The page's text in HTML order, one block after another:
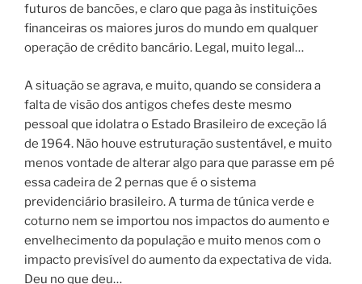
futuros de bancões, e claro que paga às instituições
financeiras os maiores juros do mundo em qualquer
operação de crédito bancário. Legal, muito legal…
A situação se agrava, e muito, quando se considera a
falta de visão dos antigos chefes deste mesmo
pessoal que idolatra o Estado Brasileiro de exceção lá
de 1964. Não houve estruturação sustentável, e muito
menos vontade de alterar algo para que parasse em pé
essa cadeira de 2 pernas que é o sistema
previdenciário brasileiro. A turma de túnica verde e
coturno nem se importou nos impactos do aumento e
envelhecimento da população e muito menos com o
impacto previsível do aumento da expectativa de vida.
Deu no que deu…